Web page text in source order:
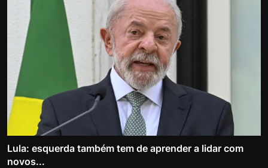
Lula: esquerda também tem de aprender a lidar com
novos...